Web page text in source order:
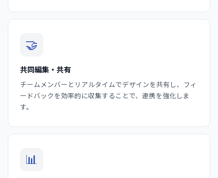
🤝
共同編集・共有
チームメンバーとリアルタイムでデザインを共有し、フィ
ードバックを効率的に収集することで、連携を強化しま
す。
📊